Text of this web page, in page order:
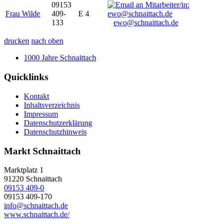
Frau Wilde
09153
409-
133
E 4
ewo@schnaittach.de
drucken nach oben
1000 Jahre Schnaittach
Quicklinks
Kontakt
Inhaltsverzeichnis
Impressum
Datenschutzerklärung
Datenschutzhinweis
Markt Schnaittach
Marktplatz 1
91220 Schnaittach
09153 409-0
09153 409-170
info@schnaittach.de
www.schnaittach.de/